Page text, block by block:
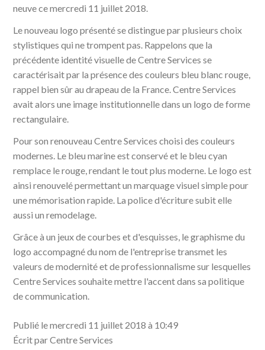
neuve ce mercredi 11 juillet 2018.
Le nouveau logo présenté se distingue par plusieurs choix
stylistiques qui ne trompent pas. Rappelons que la
précédente identité visuelle de Centre Services se
caractérisait par la présence des couleurs bleu blanc rouge,
rappel bien sûr au drapeau de la France. Centre Services
avait alors une image institutionnelle dans un logo de forme
rectangulaire.
Pour son renouveau Centre Services choisi des couleurs
modernes. Le bleu marine est conservé et le bleu cyan
remplace le rouge, rendant le tout plus moderne. Le logo est
ainsi renouvelé permettant un marquage visuel simple pour
une mémorisation rapide. La police d'écriture subit elle
aussi un remodelage.
Grâce à un jeux de courbes et d'esquisses, le graphisme du
logo accompagné du nom de l'entreprise transmet les
valeurs de modernité et de professionnalisme sur lesquelles
Centre Services souhaite mettre l'accent dans sa politique
de communication.
Publié le mercredi 11 juillet 2018 à 10:49
Écrit par Centre Services